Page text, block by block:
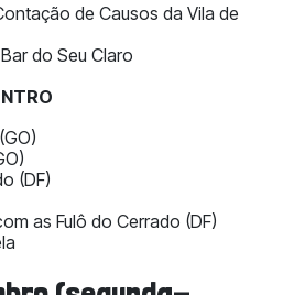
de Causos da Vila de
do Seu Claro
(DF)
as Fulô do Cerrado (DF)